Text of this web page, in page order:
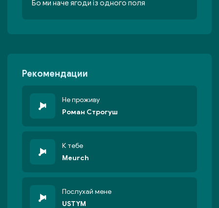
Бо ми наче ягоди із одного поля
Рекомендации
Не проживу
Роман Строгуш
К тебе
Meurch
Послухай мене
USTYM